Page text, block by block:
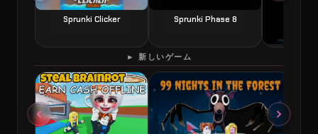
Sprunki Clicker Sprunki Phase 8
► 新しいゲーム